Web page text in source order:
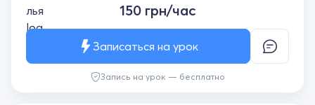
преподавателя. Занятия проходят легко и
Материал объясняется понятно, и я
действительно чувствую прогресс. Спасибо!
🤍
150 грн/час
Запись на урок — бесплатно
Записаться на урок